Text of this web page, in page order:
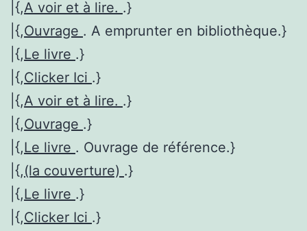
|{,A voir et à lire. .}
|{,Ouvrage . A emprunter en bibliothèque.}
|{,Le livre .}
|{,Clicker Ici .}
|{,A voir et à lire. .}
|{,Ouvrage .}
|{,Le livre . Ouvrage de référence.}
|{,(la couverture) .}
|{,Le livre .}
|{,Clicker Ici .}